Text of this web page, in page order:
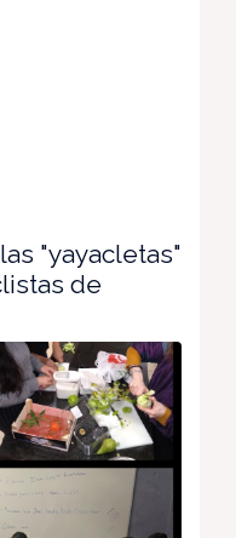
"yayacletas"
de